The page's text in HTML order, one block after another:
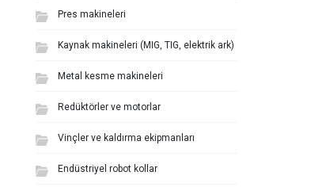
Pres makineleri
Kaynak makineleri (MIG, TIG, elektrik ark)
Metal kesme makineleri
Redüktörler ve motorlar
Vinçler ve kaldırma ekipmanları
Endüstriyel robot kollar